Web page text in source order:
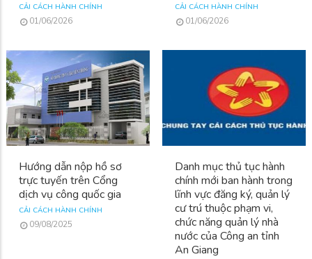
CẢI CÁCH HÀNH CHÍNH
01/06/2026
CẢI CÁCH HÀNH CHÍNH
01/06/2026
Hướng dẫn nộp hồ sơ
trực tuyến trên Cổng
dịch vụ công quốc gia
CẢI CÁCH HÀNH CHÍNH
09/08/2025
Danh mục thủ tục hành
chính mới ban hành trong
lĩnh vực đăng ký, quản lý
cư trú thuộc phạm vi,
chức năng quản lý nhà
nước của Công an tỉnh
An Giang